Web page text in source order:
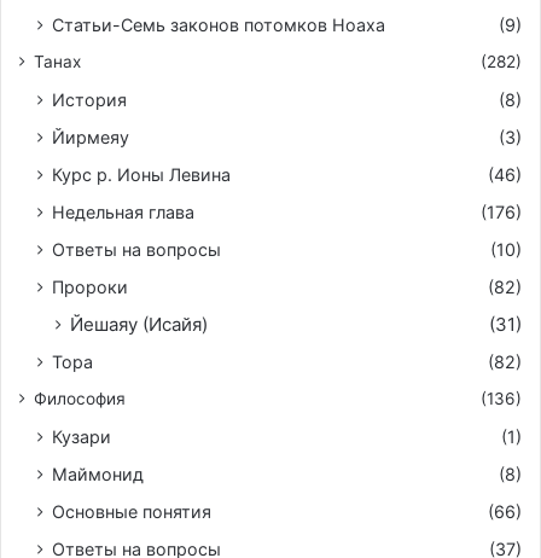
Статьи-Семь законов потомков Ноаха
(9)
Танах (282)
История
(8)
Йирмeяу
(3)
Курс р. Ионы Левина
(46)
Недельная глава
(176)
Ответы на вопросы
(10)
Пророки
(82)
Йешаяу (Исайя) (31)
Тора (82)
Философия (136)
Кузари
(1)
Маймонид
(8)
Основные понятия
(66)
Ответы на вопросы
(37)